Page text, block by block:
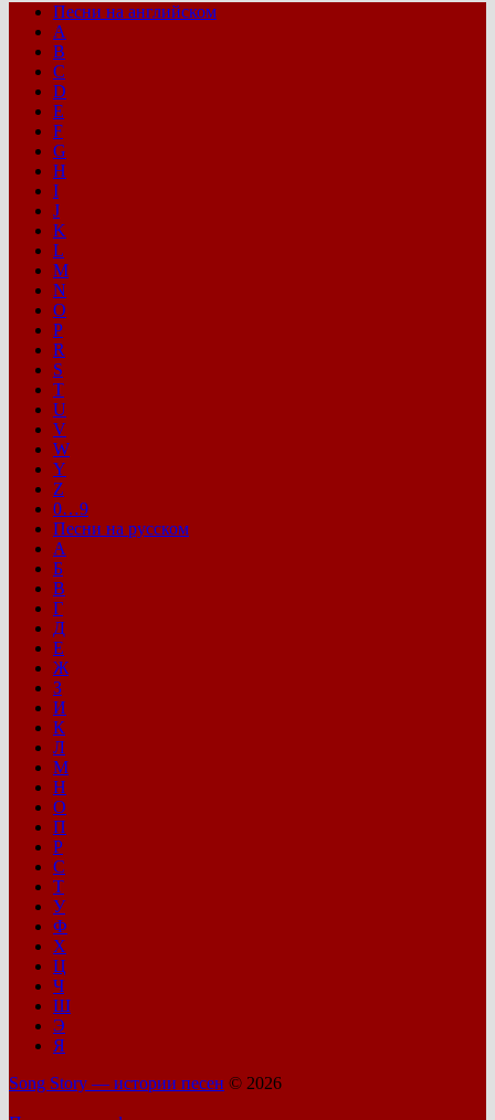
Песни на английском
A
B
C
D
E
F
G
H
I
J
K
L
M
N
O
P
R
S
T
U
V
W
Y
Z
0…9
Песни на русском
А
Б
В
Г
Д
Е
Ж
З
И
К
Л
М
Н
О
П
Р
С
Т
У
Ф
Х
Ц
Ч
Ш
Э
Я
Song Story — истории песен © 2026